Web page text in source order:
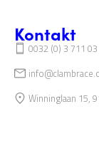
Kontakt
0032 (0) 3 711
Winninglaan 15,